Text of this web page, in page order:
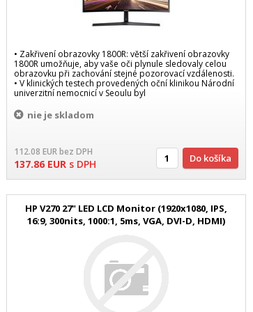
• Zakřivení obrazovky 1800R: větší zakřivení obrazovky
1800R umožňuje, aby vaše oči plynule sledovaly celou
obrazovku při zachování stejné pozorovací vzdálenosti.
• V klinických testech provedených oční klinikou Národní
univerzitní nemocnicí v Seoulu byl
nie je skladom
112.08 EURbez DPH
137.86 EUR s DPH Do košíka
HP V270 27" LED LCD Monitor (1920x1080, IPS,
16:9, 300nits, 1000:1, 5ms, VGA, DVI-D, HDMI)